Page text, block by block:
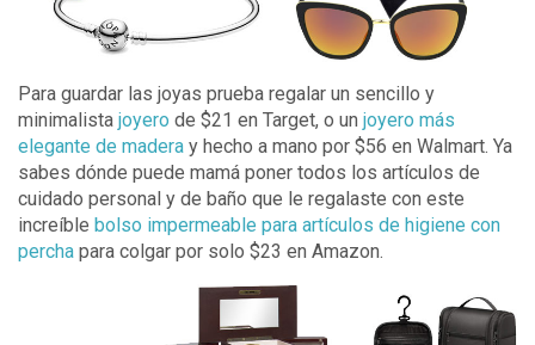
Para guardar las joyas prueba regalar un sencillo y
minimalista joyero de $21 en Target, o un joyero más
elegante de madera y hecho a mano por $56 en Walmart. Ya
sabes dónde puede mamá poner todos los artículos de
cuidado personal y de baño que le regalaste con este
increíble bolso impermeable para artículos de higiene con
percha para colgar por solo $23 en Amazon.